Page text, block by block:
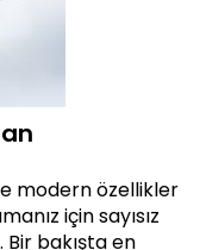
modern özellikler
için sayısız
bakışta en